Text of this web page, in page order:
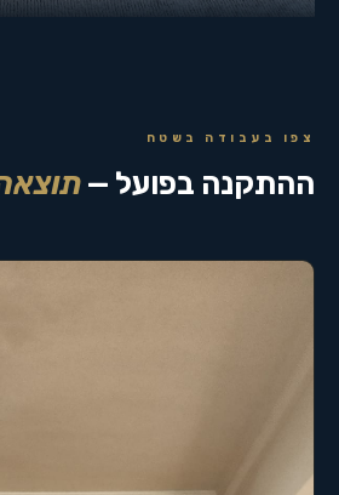
צפו בעבודה בשטח
ההתקנה בפועל —